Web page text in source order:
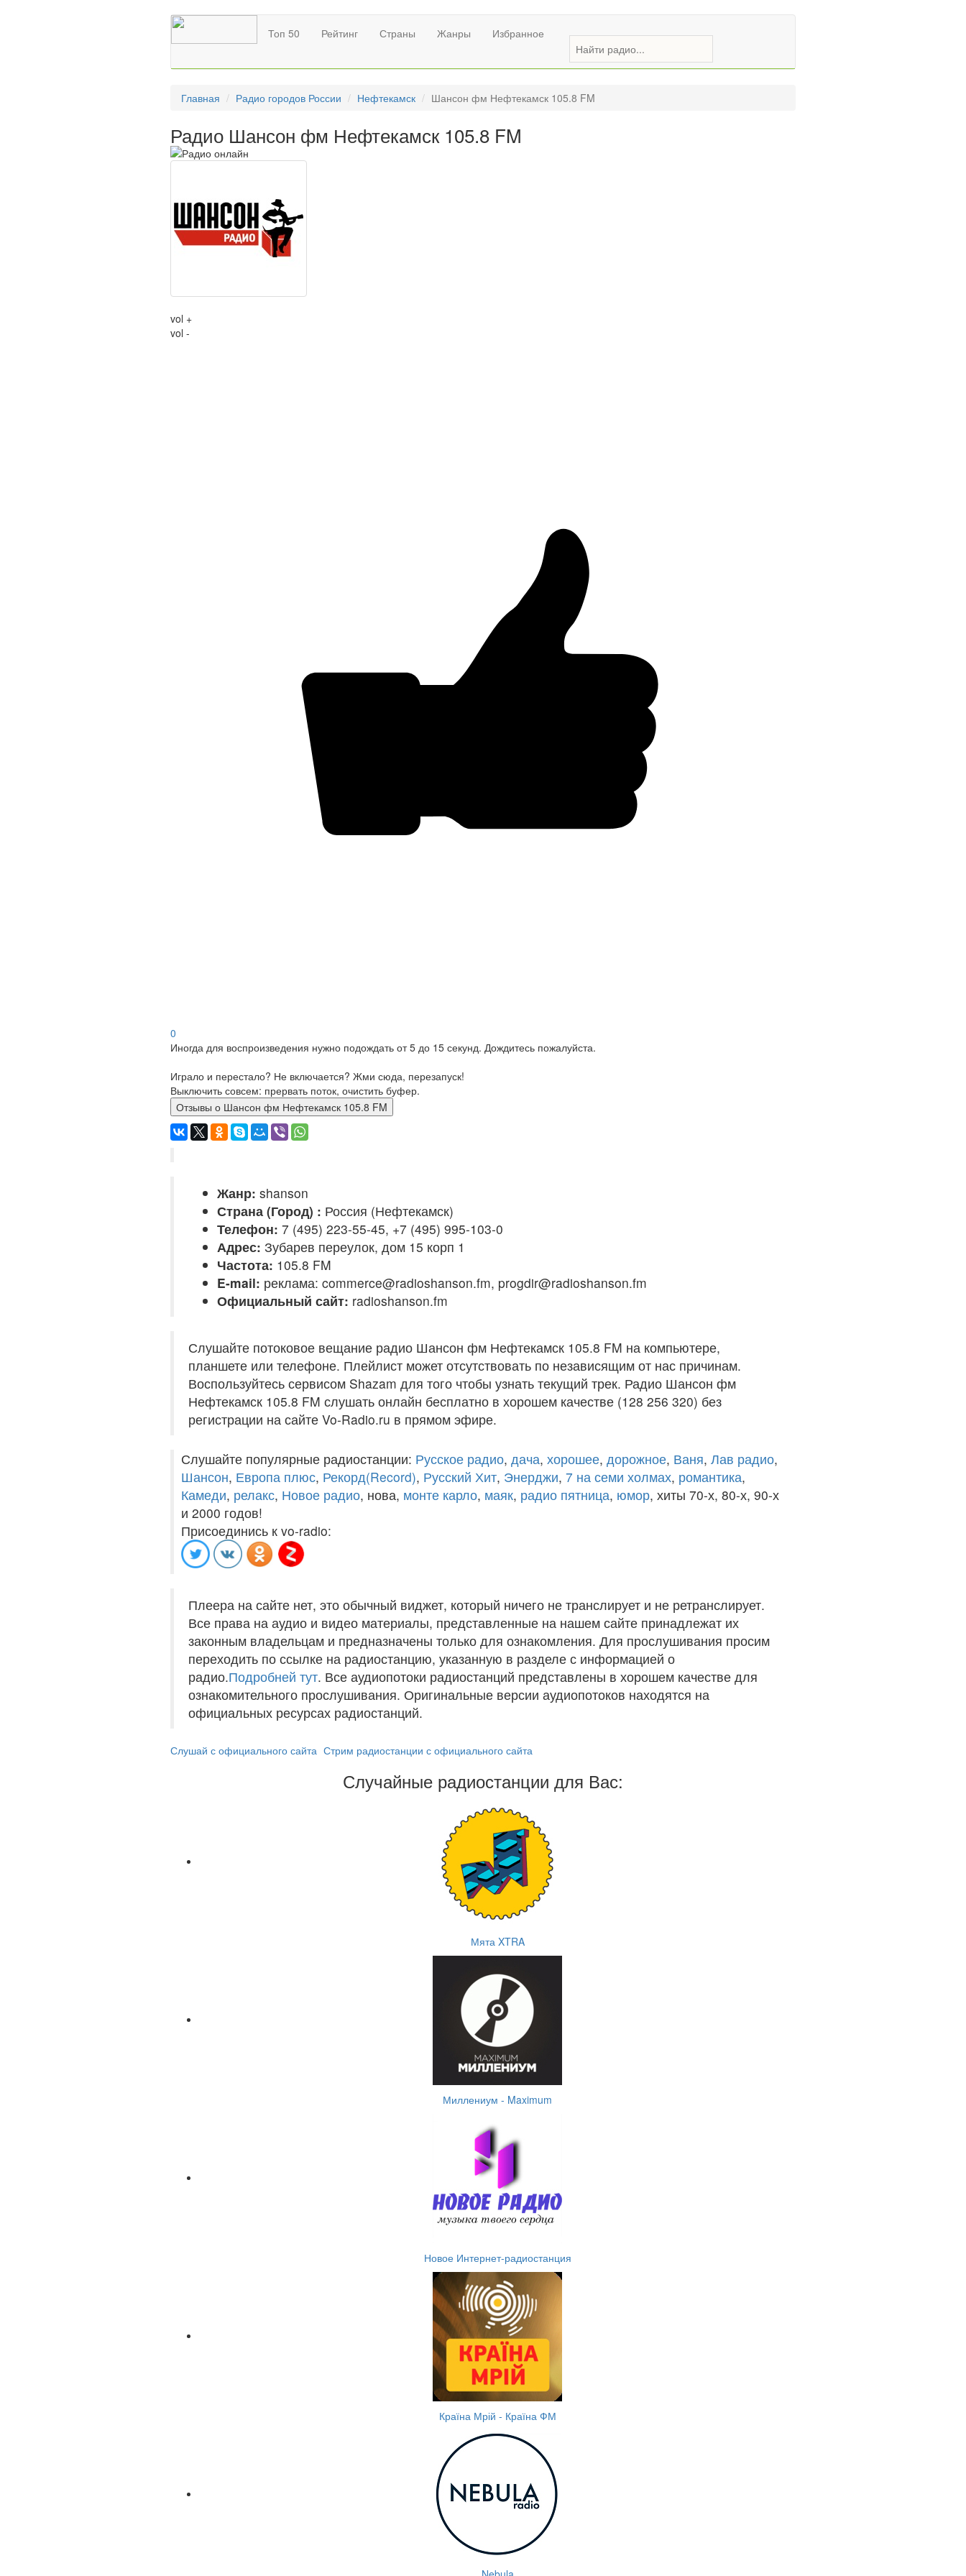
Топ 50 Рейтинг Страны Жанры Избранное
Главная Радио городов России Нефтекамск Шансон фм Нефтекамск 105.8 FM
Радио Шансон фм Нефтекамск 105.8 FM
vol +
vol -
0
Иногда для воспроизведения нужно подождать от 5 до 15 секунд. Дождитесь пожалуйста.
Играло и перестало? Не включается? Жми сюда, перезапуск!
Выключить совсем: прервать поток, очистить буфер.
Отзывы о Шансон фм Нефтекамск 105.8 FM
Жанр: shanson
Страна (Город) : Россия (Нефтекамск)
Телефон: 7 (495) 223-55-45, +7 (495) 995-103-0
Адрес: Зубарев переулок, дом 15 корп 1
Частота: 105.8 FM
E-mail: реклама: commerce@radioshanson.fm, progdir@radioshanson.fm
Официальный сайт: radioshanson.fm
Слушайте потоковое вещание радио Шансон фм Нефтекамск 105.8 FM на компьютере,
планшете или телефоне. Плейлист может отсутствовать по независящим от нас причинам.
Воспользуйтесь сервисом Shazam для того чтобы узнать текущий трек. Радио Шансон фм
Нефтекамск 105.8 FM слушать онлайн бесплатно в хорошем качестве (128 256 320) без
регистрации на сайте Vo-Radio.ru в прямом эфире.
Слушайте популярные радиостанции: Русское радио, дача, хорошее, дорожное, Ваня, Лав радио,
Шансон, Европа плюс, Рекорд(Record), Русский Хит, Энерджи, 7 на семи холмах, романтика,
Камеди, релакс, Новое радио, нова, монте карло, маяк, радио пятница, юмор, хиты 70-х, 80-х, 90-х
и 2000 годов!
Присоединись к vo-radio:
Плеера на сайте нет, это обычный виджет, который ничего не транслирует и не ретранслирует.
Все права на аудио и видео материалы, представленные на нашем сайте принадлежат их
законным владельцам и предназначены только для ознакомления. Для прослушивания просим
переходить по ссылке на радиостанцию, указанную в разделе с информацией о
радио.Подробней тут. Все аудиопотоки радиостанций представлены в хорошем качестве для
ознакомительного прослушивания. Оригинальные версии аудиопотоков находятся на
официальных ресурсах радиостанций.
Слушай с официального сайта Стрим радиостанции с официального сайта
Случайные радиостанции для Вас:
Мята XTRA
Миллениум - Maximum
Новое Интернет-радиостанция
Країна Мрій - Країна ФМ